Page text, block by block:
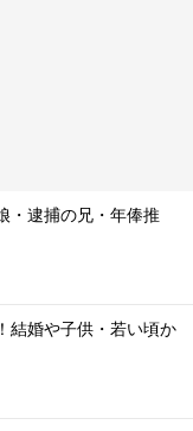
・逮捕の兄・年俸推
結婚や子供・若い頃か